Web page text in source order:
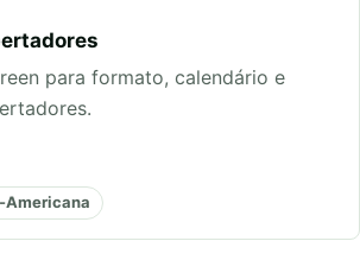
para formato, calendário e
Americana